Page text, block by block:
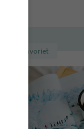
Favoriet